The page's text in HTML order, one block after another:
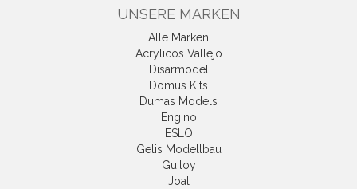
UNSERE MARKEN
Alle Marken
Acrylicos Vallejo
Disarmodel
Domus Kits
Dumas Models
Engino
ESLO
Gelis Modellbau
Guiloy
Joal